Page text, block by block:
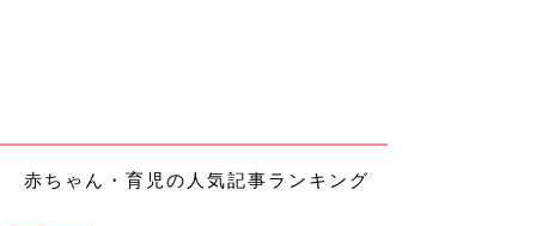
赤ちゃん・育児の人気記事ランキング